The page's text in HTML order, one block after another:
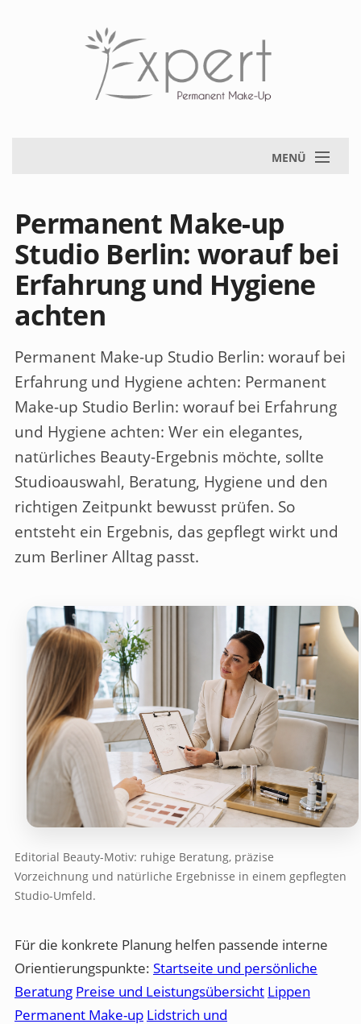
MENÜ
Permanent Make-up
Studio Berlin: worauf bei
Erfahrung und Hygiene
achten
Permanent Make-up Studio Berlin: worauf bei
Erfahrung und Hygiene achten: Permanent
Make-up Studio Berlin: worauf bei Erfahrung
und Hygiene achten: Wer ein elegantes,
natürliches Beauty-Ergebnis möchte, sollte
Studioauswahl, Beratung, Hygiene und den
richtigen Zeitpunkt bewusst prüfen. So
entsteht ein Ergebnis, das gepflegt wirkt und
zum Berliner Alltag passt.
Editorial Beauty-Motiv: ruhige Beratung, präzise
Vorzeichnung und natürliche Ergebnisse in einem gepflegten
Studio-Umfeld.
Für die konkrete Planung helfen passende interne
Orientierungspunkte: Startseite und persönliche
Beratung Preise und Leistungsübersicht Lippen
Permanent Make-up Lidstrich und